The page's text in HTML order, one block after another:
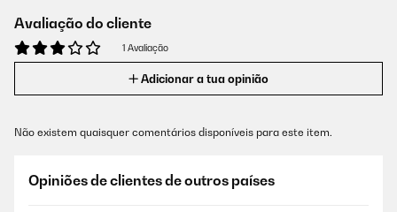
Avaliação do cliente
1 Avaliação
Adicionar a tua opinião
Não existem quaisquer comentários disponíveis para este item.
Opiniões de clientes de outros países